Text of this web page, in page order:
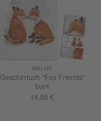
MALUU
Geschirrtuch "Fox Friends"
bunt
14,95 €